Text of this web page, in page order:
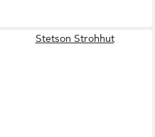
Stetson Strohhut